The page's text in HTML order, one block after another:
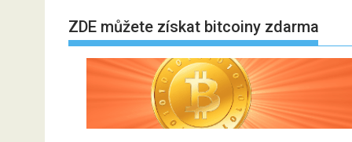
ZDE můžete získat bitcoiny zdarma